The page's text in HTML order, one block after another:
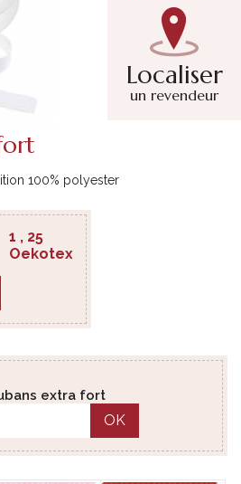
Localiser
un revendeur
100% polyester
1 , 25
Oekotex
extra fort
OK